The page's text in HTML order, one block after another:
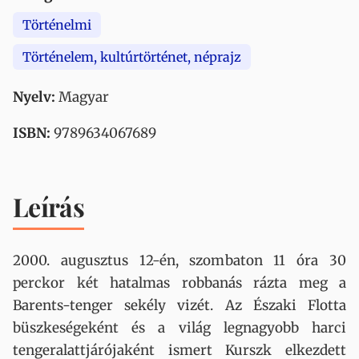
Történelmi
Történelem, kultúrtörténet, néprajz
Nyelv: Magyar
ISBN: 9789634067689
Leírás
2000. augusztus 12-én, szombaton 11 óra 30
perckor két hatalmas robbanás rázta meg a
Barents-tenger sekély vizét. Az Északi Flotta
büszkeségeként és a világ legnagyobb harci
tengeralattjárójaként ismert Kurszk elkezdett